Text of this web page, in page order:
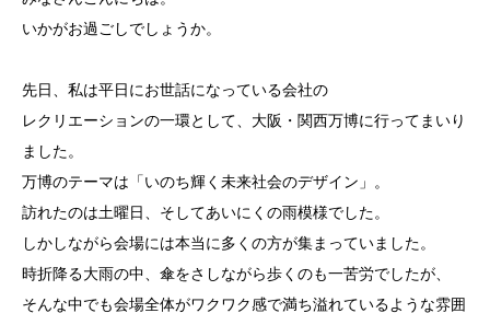
いかがお過ごしでしょうか。
先日、私は平日にお世話になっている会社の
レクリエーションの一環として、大阪・関西万博に行ってまいり
ました。
万博のテーマは「いのち輝く未来社会のデザイン」。
訪れたのは土曜日、そしてあいにくの雨模様でした。
しかしながら会場には本当に多くの方が集まっていました。
時折降る大雨の中、傘をさしながら歩くのも一苦労でしたが、
そんな中でも会場全体がワクワク感で満ち溢れているような雰囲